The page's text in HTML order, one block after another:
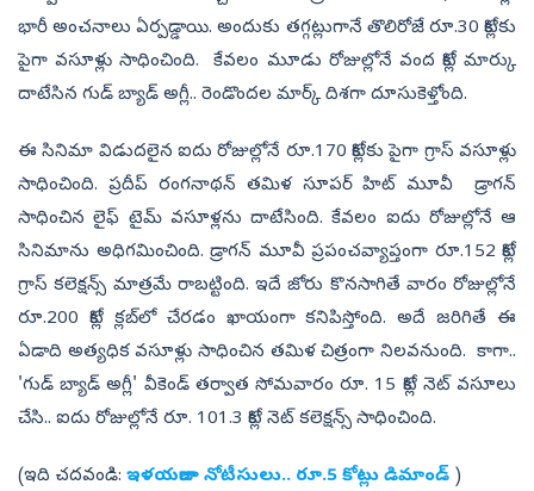
భారీ అంచనాలు ఏర్పడ్డాయి. అందుకు తగ్గట్లుగానే తొలిరోజే రూ.30 కోట్లకు
పైగా వసూళ్లు సాధించింది. కేవలం మూడు రోజుల్లోనే వంద కోట్ల మార్కు
దాటేసిన గుడ్ బ్యాడ్ అగ్లీ.. రెండొందల మార్క్ దిశగా దూసుకెళ్తోంది.
ఈ సినిమా విడుదలైన ఐదు రోజుల్లోనే రూ.170 కోట్లకు పైగా గ్రాస్ వసూళ్లు
సాధించింది. ప్రదీప్ రంగనాథన్ తమిళ సూపర్ హిట్ మూవీ డ్రాగన్‌
సాధించిన లైఫ్‌ టైమ్ వసూళ్లను దాటేసింది. కేవలం ఐదు రోజుల్లోనే ఆ
సినిమాను అధిగమించింది. డ్రాగన్ మూవీ ప్రపంచవ్యాప్తంగా రూ.152 కోట్ల
గ్రాస్‌ కలెక్షన్స్ మాత్రమే రాబట్టింది. ఇదే జోరు కొనసాగితే వారం రోజుల్లోనే
రూ.200 కోట్ల క్లబ్‌లో చేరడం ఖాయంగా కనిపిస్తోంది. అదే జరిగితే ఈ
ఏడాది అత్యధిక వసూళ్లు సాధించిన తమిళ చిత్రంగా నిలవనుంది. కాగా..
'గుడ్ బ్యాడ్ అగ్లీ' వీకెండ్ తర్వాత సోమవారం రూ. 15 కోట్ల నెట్ వసూలు
చేసి.. ఐదు రోజుల్లోనే రూ. 101.3 కోట్ల నెట్‌ కలెక్షన్స్ సాధించింది.
(ఇది చదవండి: ఇళయరాజా నోటీసులు.. రూ.5 కోట్లు డిమాండ్ )